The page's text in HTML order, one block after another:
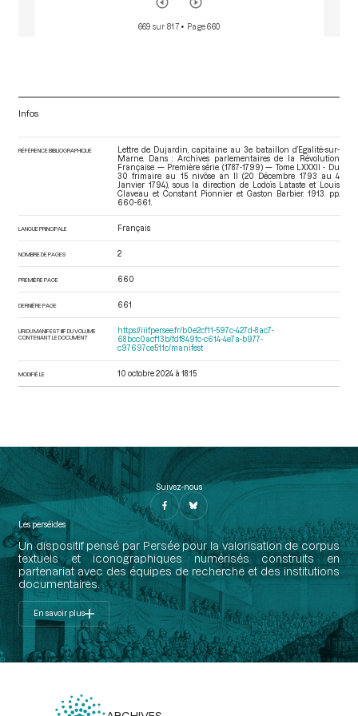
669 sur 817 • Page 660
Infos
RÉFÉRENCE BIBLIOGRAPHIQUE
Lettre de Dujardin, capitaine au 3e bataillon d’Egalité-sur-
Marne. Dans : Archives parlementaires de la Révolution
Française — Première série (1787-1799) — Tome LXXXII - Du
30 frimaire au 15 nivôse an II (20 Décembre 1793 au 4
Janvier 1794), sous la direction de Lodoïs Lataste et Louis
Claveau et Constant Pionnier et Gaston Barbier. 1913. pp.
660-661.
LANGUE PRINCIPALE Français
NOMBRE DE PAGES 2
PREMIÈRE PAGE 660
DERNIÈRE PAGE 661
URI DU MANIFEST IIIF DU VOLUME
CONTENANT LE DOCUMENT
https://iiif.persee.fr/b0e2cf11-597c-427d-8ac7-
68bcc0acf13b/fdf849fc-c614-4e7a-b977-
c97697ce511c/manifest
MODIFIÉ LE 10 octobre 2024 à 18:15
Suivez-nous
Les perséides
Un dispositif pensé par Persée pour la valorisation de corpus
textuels et iconographiques numérisés construits en
partenariat avec des équipes de recherche et des institutions
documentaires.
En savoir plus